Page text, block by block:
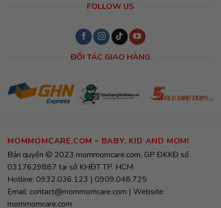
FOLLOW US
ĐỐI TÁC GIAO HÀNG
MOMMOMCARE.COM – BABY, KID AND MOM!
Bản quyền © 2023 mommomcare.com, GP ĐKKĐ số
0317629887 tại sở KHĐT TP. HCM
Hotline: 0932.036.123 | 0909.048.725
Email: contact@mommomcare.com | Website:
mommomcare.com